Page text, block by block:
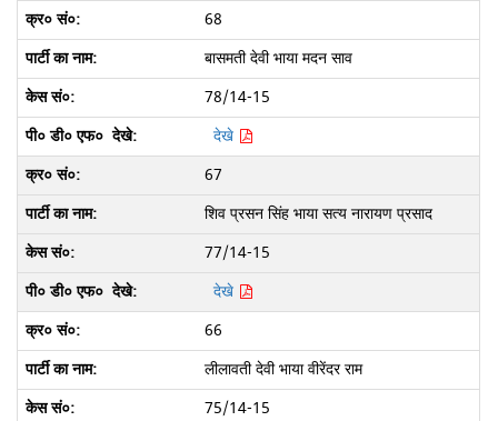
68
बासमती देवी भाया मदन साव
78/14-15
देखे
67
शिव प्रसन सिंह भाया सत्य नारायण प्रसाद
77/14-15
देखे
66
लीलावती देवी भाया वीरेंदर राम
75/14-15